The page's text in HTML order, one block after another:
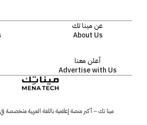
عن مينا تك
About Us
أعلن معنا
Advertise with Us
مينا تك – أكبر منصة إعلامية باللغة العربية متخصصة في